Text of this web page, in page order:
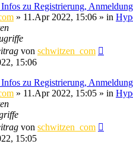
zu Registrierung,
» 11.Apr 2022, 15:06 » in
von schwitzen_com
15:06
zu Registrierung,
» 11.Apr 2022, 15:05 » in
von schwitzen_com
15:05